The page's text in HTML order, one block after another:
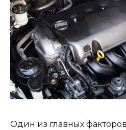
Один из главных